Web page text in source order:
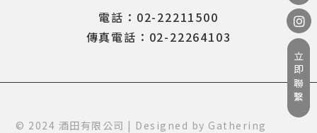
立即聯繫
電話：02-22211500
傳真電話：02-22264103
© 2024 酒田有限公司 | Designed by Gathering